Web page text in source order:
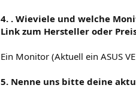
4. . Wieviele und welche
Link zum Hersteller oder
Ein Monitor (Aktuell ein ASUS
5. Nenne uns bitte deine